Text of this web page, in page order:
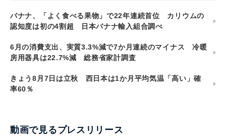
バナナ、「よく食べる果物」で22年連続首位 カリウムの
認知度は初の4割超 日本バナナ輸入組合調べ
6月の消費支出、実質3.3%減で7か月連続のマイナス 冷暖
房用器具は22.7%減 総務省家計調査
きょう8月7日は立秋 西日本は1か月平均気温「高い」確
率60％
動画で見るプレスリリース